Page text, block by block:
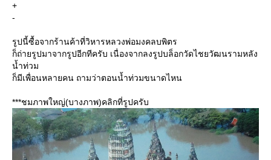
+
-
รูปนี้ซื้อจากร้านค้าที่วิหารหลวงพ่อมงคลบพิตร
ก็ถ่ายรูปมาจากรูปอีกทีครับ เนื่องจากลงรูปบล็อกวัดไชยวัฒนรามหลัง
น้ำท่วม
ก็มีเพื่อนหลายคน ถามว่าตอนน้ำท่วมขนาดไหน
***ชมภาพใหญ่(บางภาพ)คลิกที่รูปครับ